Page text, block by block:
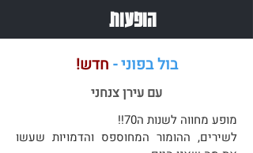
הופעות
בול בפוני - חדש!
עם עירן צנחני
מופע מחווה לשנות ה70!!
לשירים, ההומור המחוספס והדמויות שעשו